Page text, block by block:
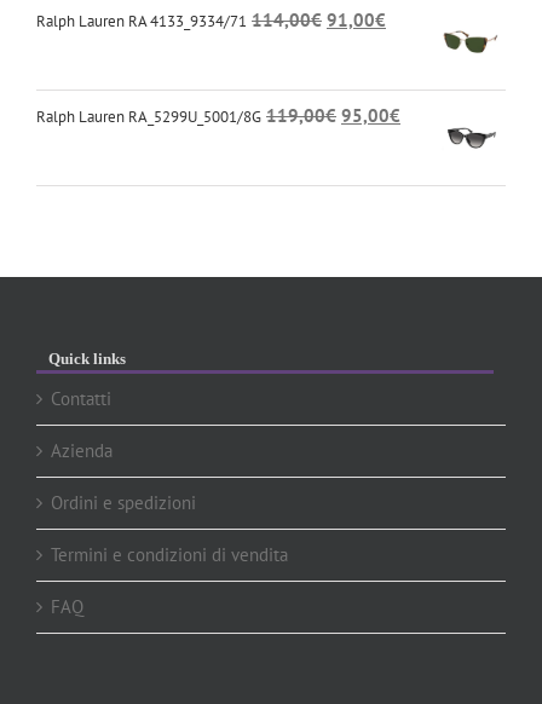
Ralph Lauren RA 4133_9334/71 114,00€ 91,00€
Ralph Lauren RA_5299U_5001/8G 119,00€ 95,00€
Quick links
Contatti
Azienda
Ordini e spedizioni
Termini e condizioni di vendita
FAQ